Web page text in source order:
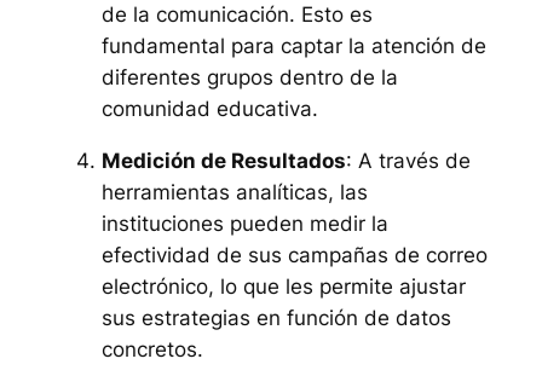
de la comunicación. Esto es
fundamental para captar la atención de
diferentes grupos dentro de la
comunidad educativa.
Medición de Resultados: A través de
herramientas analíticas, las
instituciones pueden medir la
efectividad de sus campañas de correo
electrónico, lo que les permite ajustar
sus estrategias en función de datos
concretos.